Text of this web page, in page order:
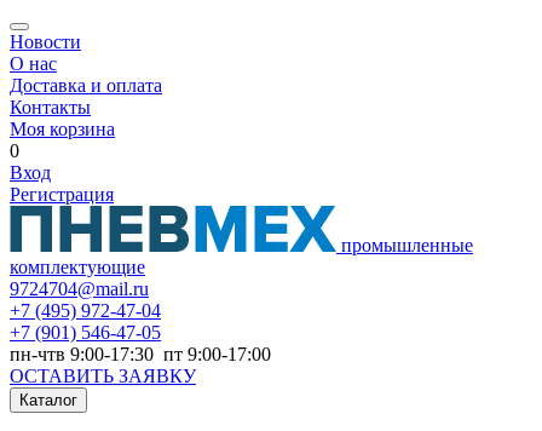
Новости
О нас
Доставка и оплата
Контакты
Моя корзина
0
Вход
Регистрация
промышленные
комплектующие
9724704@mail.ru
+7 (495) 972-47-04
+7 (901) 546-47-05
пн-чтв 9:00-17:30 пт 9:00-17:00
ОСТАВИТЬ ЗАЯВКУ
Каталог